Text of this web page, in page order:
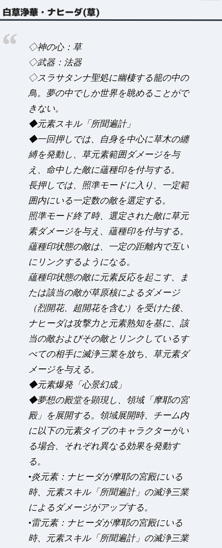
白草浄華・ナヒーダ(草)
◇神の心：草
◇武器：法器
◇スラサタンナ聖処に幽棲する籠の中の
鳥。夢の中でしか世界を眺めることがで
きない。
◆元素スキル「所聞遍計」
◆一回押しでは、自身を中心に草木の纏
縛を発動し、草元素範囲ダメージを与
え、命中した敵に蘊種印を付与する。
長押しでは、照準モードに入り、一定範
囲内にいる一定数の敵を選定する。
照準モード終了時、選定された敵に草元
素ダメージを与え、蘊種印を付与する。
蘊種印状態の敵は、一定の距離内で互い
にリンクするようになる。
蘊種印状態の敵に元素反応を起こす、ま
たは該当の敵が草原核によるダメージ
（烈開花、超開花を含む）を受けた後、
ナヒーダは攻撃力と元素熟知を基に、該
当の敵およびその敵とリンクしているす
べての相手に滅浄三業を放ち、草元素ダ
メージを与える。
◆元素爆発「心景幻成」
◆夢想の殿堂を顕現し、領域「摩耶の宮
殿」を展開する。領域展開時、チーム内
に以下の元素タイプのキャラクターがい
る場合、それぞれ異なる効果を発動す
る。
•炎元素：ナヒーダが摩耶の宮殿にいる
時、元素スキル「所聞遍計」の滅浄三業
によるダメージがアップする。
•雷元素：ナヒーダが摩耶の宮殿にいる
時、元素スキル「所聞遍計」の滅浄三業